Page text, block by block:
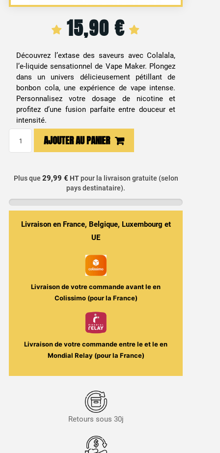
15,90€
Découvrez l’extase des saveurs avec Colalala,
l’e-liquide sensationnel de Vape Maker. Plongez
dans un univers délicieusement pétillant de
bonbon cola, une expérience de vape intense.
Personnalisez votre dosage de nicotine et
profitez d’une fusion parfaite entre douceur et
intensité.
Colalala
ml
Candy
AJOUTER AU PANIER
Plus que 29,99 € HTpour la livraison gratuite (selon
pays destinataire).
Livraison en France, Belgique, Luxembourg et
UE
Livraison de votre commande avant leen
Colissimo (pour la France)
Livraison de votre commande entre leet leen
Mondial Relay (pour la France)
Retours sous 30j